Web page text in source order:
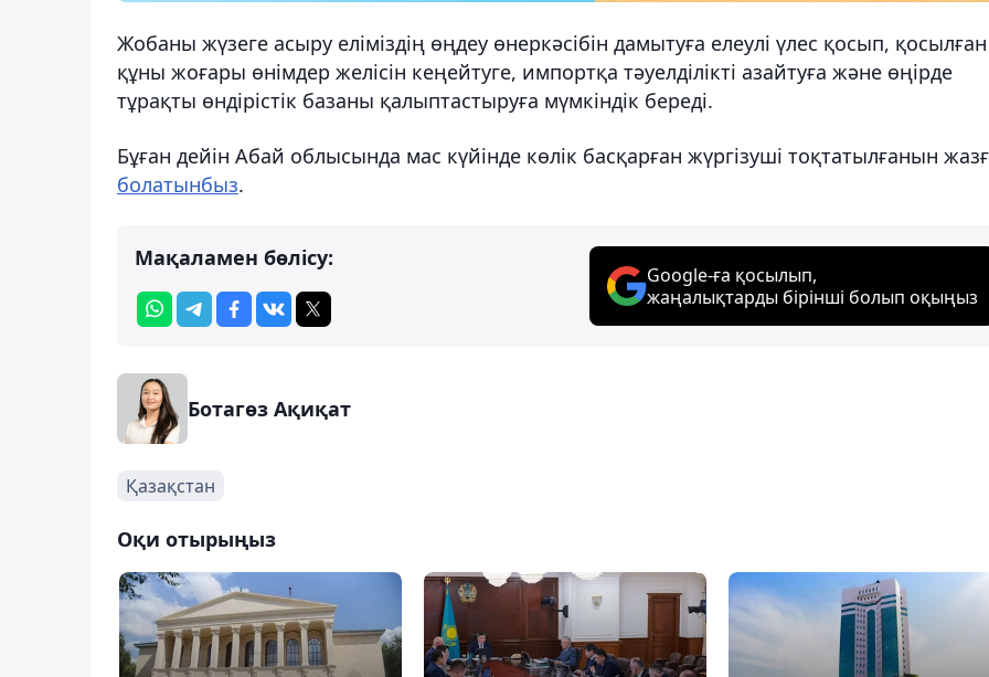
Жобаны жүзеге асыру еліміздің өңдеу өнеркәсібін дамытуға елеулі үлес қосып, қосылған
құны жоғары өнімдер желісін кеңейтуге, импортқа тәуелділікті азайтуға және өңірде
тұрақты өндірістік базаны қалыптастыруға мүмкіндік береді.
Бұған дейін Абай облысында мас күйінде көлік басқарған жүргізуші тоқтатылғанын
болатынбыз.
Мақаламен бөлісу:
Google-ға қосылып,
жаңалықтарды бірінші болып оқыңыз
Ботагөз Ақиқат
Қазақстан
Оқи отырыңыз